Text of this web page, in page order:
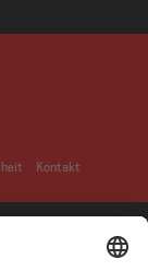
Kontakt